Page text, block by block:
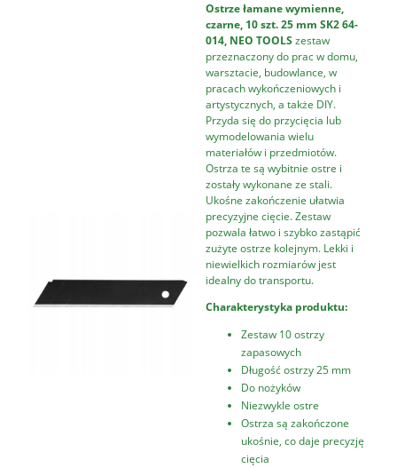
Ostrze łamane wymienne,
czarne, 10 szt. 25 mm SK2 64-
014, NEO TOOLS zestaw
przeznaczony do prac w domu,
warsztacie, budowlance, w
pracach wykończeniowych i
artystycznych, a także DIY.
Przyda się do przycięcia lub
wymodelowania wielu
materiałów i przedmiotów.
Ostrza te są wybitnie ostre i
zostały wykonane ze stali.
Ukośne zakończenie ułatwia
precyzyjne cięcie. Zestaw
pozwala łatwo i szybko zastąpić
zużyte ostrze kolejnym. Lekki i
niewielkich rozmiarów jest
idealny do transportu.
Charakterystyka produktu:
Zestaw 10 ostrzy
zapasowych
Długość ostrzy 25 mm
Do nożyków
Niezwykle ostre
Ostrza są zakończone
ukośnie, co daje precyzję
cięcia